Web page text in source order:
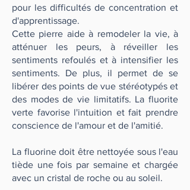
pour les difficultés de concentration et
d'apprentissage.
Cette pierre aide à remodeler la vie, à
atténuer les peurs, à réveiller les
sentiments refoulés et à intensifier les
sentiments. De plus, il permet de se
libérer des points de vue stéréotypés et
des modes de vie limitatifs. La fluorite
verte favorise l'intuition et fait prendre
conscience de l'amour et de l'amitié.
La fluorine doit être nettoyée sous l'eau
tiède une fois par semaine et chargée
avec un cristal de roche ou au soleil.